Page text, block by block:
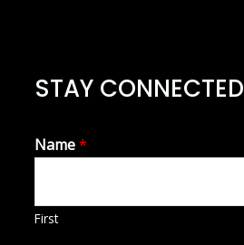
STAY CONNECTED
Name*
First